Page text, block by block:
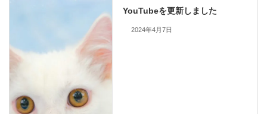
YouTubeを更新しました
2024年4月7日